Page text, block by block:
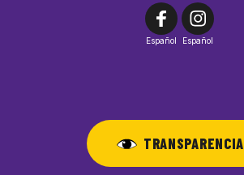
Español Español
TRANSPARENCIA